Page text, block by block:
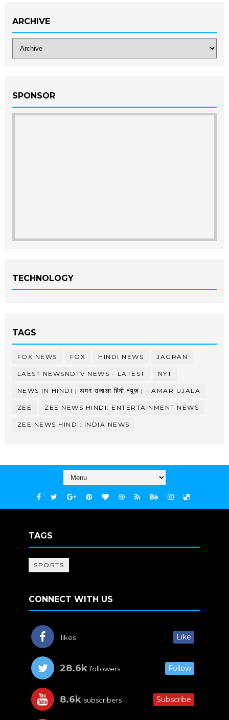
ARCHIVE
SPONSOR
TECHNOLOGY
TAGS
FOX NEWS FOX HINDI NEWS JAGRAN
LAEST NEWSNDTV NEWS - LATEST NYT
NEWS IN HINDI | अमर उजाला हिंदी न्यूज़ | - AMAR UJALA
ZEE ZEE NEWS HINDI: ENTERTAINMENT NEWS
ZEE NEWS HINDI: INDIA NEWS
TAGS
SPORTS
CONNECT WITH US
likes Like
28.6k followers Follow
8.6k subscribers Subscribe